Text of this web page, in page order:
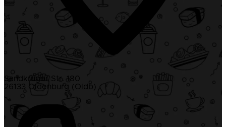
Sandkruger Str. 180
26133 Oldenburg (Oldb)